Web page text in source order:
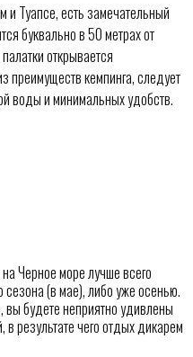
Туапсе, есть замечательный
буквально в 50 метрах от
открывается
преимуществ кемпинга, следует
воды и минимальных удобств.
Черное море лучше всего
(в мае), либо уже осенью.
вы будете неприятно удивлены
результате чего отдых дикарем